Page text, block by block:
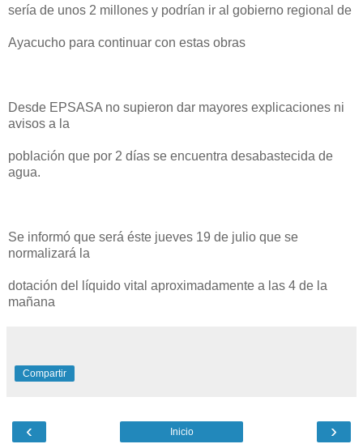
sería de unos 2 millones y podrían ir al gobierno regional de
Ayacucho para continuar con estas obras
Desde EPSASA no supieron dar mayores explicaciones ni
avisos a la
población que por 2 días se encuentra desabastecida de
agua.
Se informó que será éste jueves 19 de julio que se
normalizará la
dotación del líquido vital aproximadamente a las 4 de la
mañana
Compartir
‹ ›
Inicio